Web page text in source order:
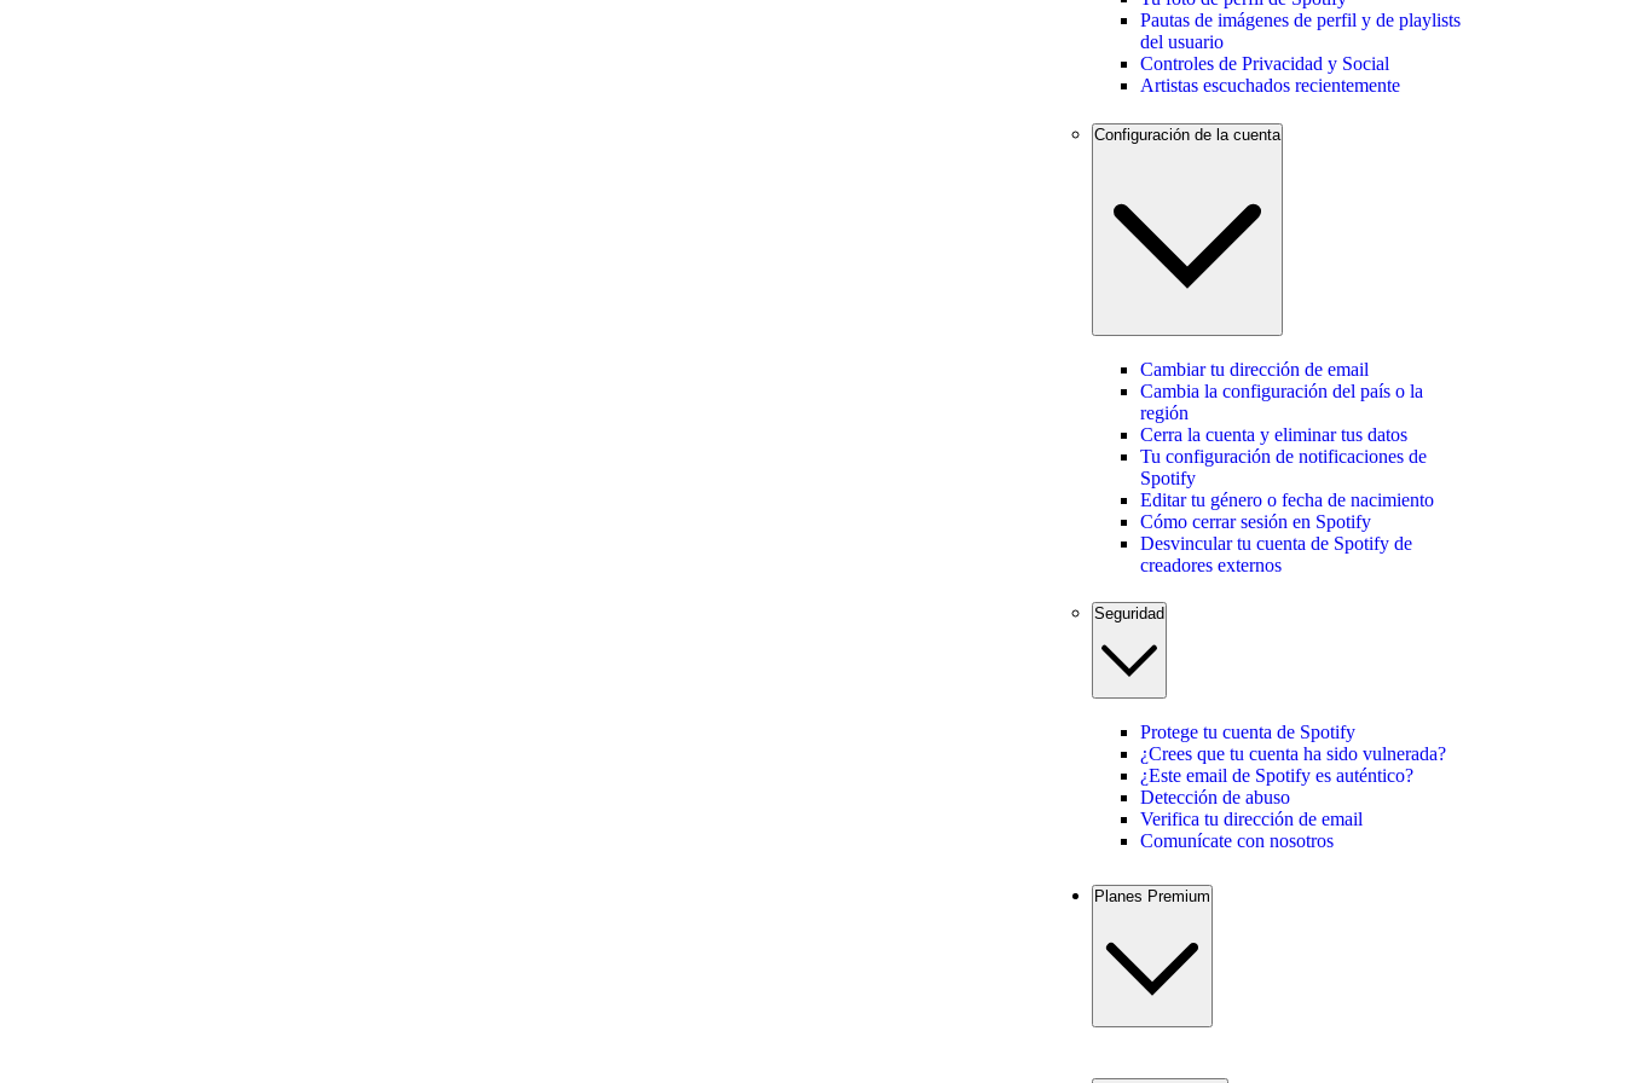
Pautas de imágenes de perfil y de playlists
del usuario
Controles de Privacidad y Social
Artistas escuchados recientemente
Configuración de la cuenta
Cambiar tu dirección de email
Cambia la configuración del país o la
región
Cerra la cuenta y eliminar tus datos
Tu configuración de notificaciones de
Spotify
Editar tu género o fecha de nacimiento
Cómo cerrar sesión en Spotify
Desvincular tu cuenta de Spotify de
creadores externos
Seguridad
Protege tu cuenta de Spotify
¿Crees que tu cuenta ha sido vulnerada?
¿Este email de Spotify es auténtico?
Detección de abuso
Verifica tu dirección de email
Comunícate con nosotros
Planes Premium